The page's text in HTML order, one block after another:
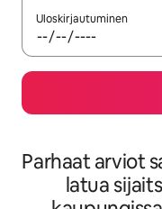
Uloskirjautuminen
Parhaat arviot
latua